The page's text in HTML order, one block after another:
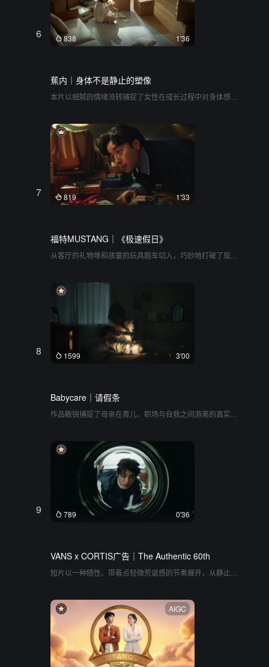
捉了现代人对于安宁与放松的渴望，用古朴的香囊、雨打青
瓦的涟漪和疗愈的颂钵声，营造出一种近乎冥想的氛围。整
体气质内敛、温暖，像是一声轻柔的晚安，不动声色地将观
众拉入一个远离喧嚣、只属于自己的安稳梦境中
6 838 1'36
蕉内｜身体不是静止的塑像
本片以细腻的情绪流转捕捉了女性在成长过程中对身体感知
的悸动、浴室里的喘息、搬家后的舒展——拼凑出一种普遍
存在的压抑与释放。光影的运用非常讲究，从前半段幽暗压
抑的蓝灰冷调，自然过渡到后半段充满呼吸感的暖黄阳光，
视觉上直观地传递了从“藏”到“允许”的心境变化。它将观众带
入一种静谧而有力的内在探索之中，让人在这些不经意的琐
碎日常里，感受到身体挣脱外界评判、重新夺回呼吸权力的
从容与舒展
7 819 1'33
福特MUSTANG｜《极速假日》
从客厅的礼物堆和孩童的玩具跑车切入，巧妙地打破了现实
越四季的公路旅行，更是一次找回童心的驾驶体验。沙滩上
的遮阳伞、溪边的露营者以及雪地里的滑雪小人，共同构建
出一个充满趣味和奇观的微观世界。最终跑车被真实的手拿
起，重回男孩的手中，形成一个精巧的叙事闭环。全片在真
实与模型的无缝切换中，将驾驶的自由感与童年对速度的纯
真想象交织在一起，带来一场充满惊喜的视觉游戏
8 1599 3'00
Babycare｜请假条
作品敏锐捕捉了母亲在育儿、职场与自我之间游离的真实状
场短暂却充满力量的精神出逃。画面从琐碎压抑的日常，顺
畅过渡到那些重拾自我高光时刻的回溯，舞台的歌声、球场
的挥汗、起舞的身姿，共同构筑了属于女性自身生命力的释
放场。那句“今天别叫我妈妈”，温柔而坚定地划破了母亲角色
的重负，邀请每一位观看者共情这份从“妈妈”退回“你”本身的
释然与美好
9 789 0'36
VANS x CORTIS广告｜The Authentic 60th
短片以一种随性、带着点轻微荒诞感的节奏展开，从静止的
速，这种沉闷被彻底打破，洗衣房变成了狂欢的现场。水
流、电子跳动的节拍、在潮湿地面上跳动的棋盘格帆布鞋，
共同制造出一种充满活力、甚至带有几分叛逆的街头气质。
它没有试图去讲一个清晰的故事，而是捕捉了一种从无聊中
挣脱出来的、肆意且充满生命力的状态，将观众带入一种轻
松、直接且充满动感的观看体验之中
AIGC